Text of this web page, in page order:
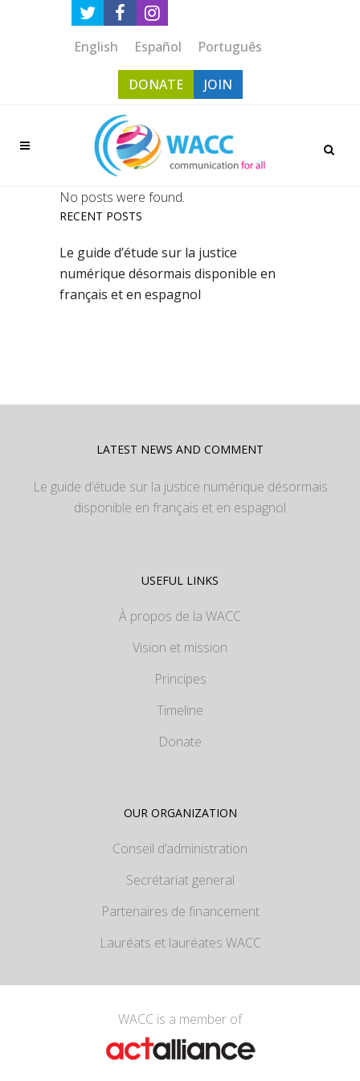
English Español Português
DONATE JOIN
No posts were found.
RECENT POSTS
Le guide d’étude sur la justice
numérique désormais disponible en
français et en espagnol
LATEST NEWS AND COMMENT
Le guide d’étude sur la justice numérique désormais
disponible en français et en espagnol
USEFUL LINKS
À propos de la WACC
Vision et mission
Principes
Timeline
Donate
OUR ORGANIZATION
Conseil d’administration
Secrétariat general
Partenaires de financement
Lauréats et lauréates WACC
WACC is a member of